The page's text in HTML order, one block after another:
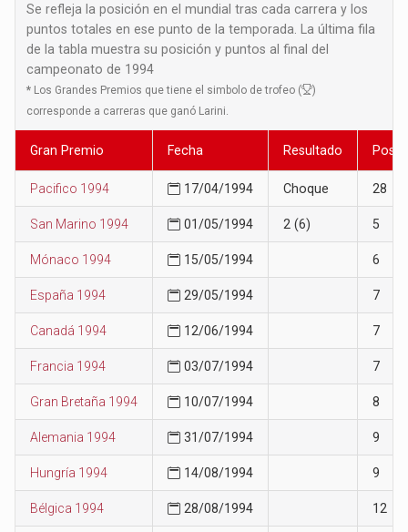
Se refleja la posición en el mundial tras cada carrera y los
puntos totales en ese punto de la temporada. La última fila
de la tabla muestra su posición y puntos al final del
campeonato de 1994
* Los Grandes Premios que tiene el simbolo de trofeo (
)
corresponde a carreras que ganó Larini.
Gran Premio Fecha Resultado
Pacifico 1994 17/04/1994 Choque 28
San Marino 1994 01/05/1994 2 (6) 5
Mónaco 1994 15/05/1994 6
España 1994 29/05/1994 7
Canadá 1994 12/06/1994 7
Francia 1994 03/07/1994 7
Gran Bretaña 1994 10/07/1994 8
Alemania 1994 31/07/1994 9
Hungría 1994 14/08/1994 9
Bélgica 1994 28/08/1994 12